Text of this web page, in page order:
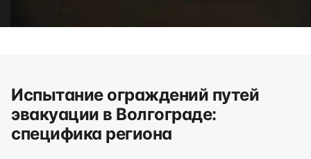
Испытание ограждений путей
эвакуации в Волгограде:
специфика региона